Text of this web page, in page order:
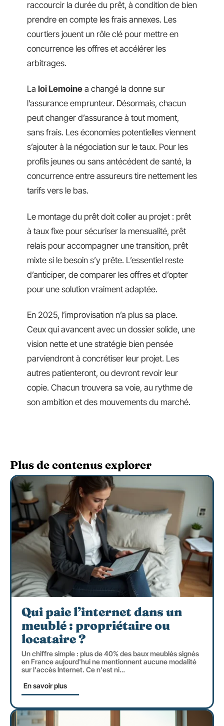
raccourcir la durée du prêt, à condition de bien
prendre en compte les frais annexes. Les
courtiers jouent un rôle clé pour mettre en
concurrence les offres et accélérer les
arbitrages.
La loi Lemoine a changé la donne sur
l’assurance emprunteur. Désormais, chacun
peut changer d’assurance à tout moment,
sans frais. Les économies potentielles viennent
s’ajouter à la négociation sur le taux. Pour les
profils jeunes ou sans antécédent de santé, la
concurrence entre assureurs tire nettement les
tarifs vers le bas.
Le montage du prêt doit coller au projet : prêt
à taux fixe pour sécuriser la mensualité, prêt
relais pour accompagner une transition, prêt
mixte si le besoin s’y prête. L’essentiel reste
d’anticiper, de comparer les offres et d’opter
pour une solution vraiment adaptée.
En 2025, l’improvisation n’a plus sa place.
Ceux qui avancent avec un dossier solide, une
vision nette et une stratégie bien pensée
parviendront à concrétiser leur projet. Les
autres patienteront, ou devront revoir leur
copie. Chacun trouvera sa voie, au rythme de
son ambition et des mouvements du marché.
Plus de contenus explorer
Qui paie l’internet dans un
meublé : propriétaire ou
locataire ?
Un chiffre simple : plus de 40% des baux meublés signés
en France aujourd'hui ne mentionnent aucune modalité
sur l'accès Internet. Ce n'est ni…
En savoir plus